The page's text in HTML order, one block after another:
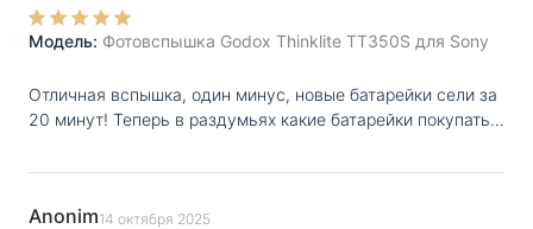
Модель: Фотовспышка Godox Thinklite TT350S для Sony
Отличная вспышка, один минус, новые батарейки сели за
20 минут! Теперь в раздумьях какие батарейки покупать…
Anonim14 октября 2025